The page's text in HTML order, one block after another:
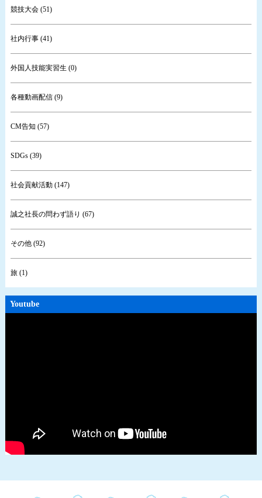
競技大会 (51)
社内行事 (41)
外国人技能実習生 (0)
各種動画配信 (9)
CM告知 (57)
SDGs (39)
社会貢献活動 (147)
誠之社長の問わず語り (67)
その他 (92)
旅 (1)
Youtube